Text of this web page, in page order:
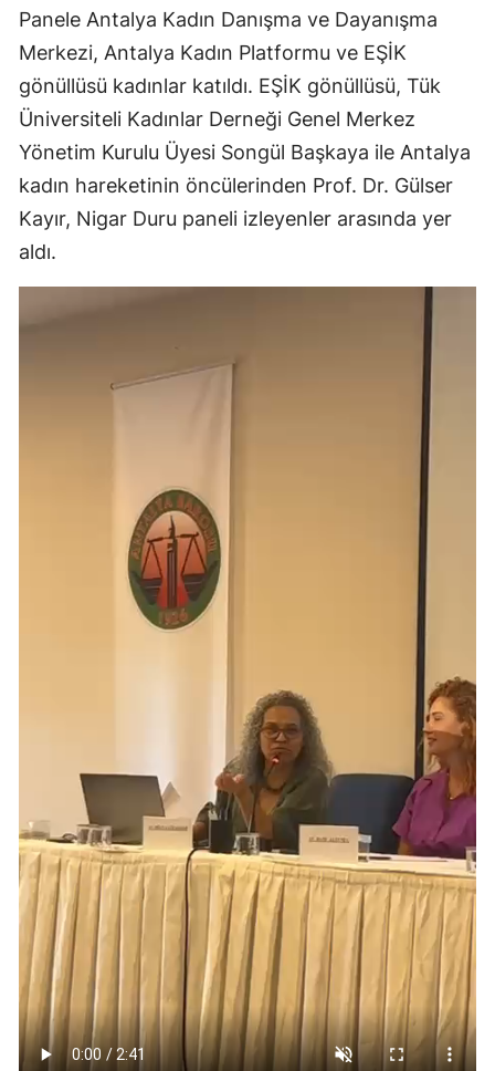
Panele Antalya Kadın Danışma ve Dayanışma
Merkezi, Antalya Kadın Platformu ve EŞİK
gönüllüsü kadınlar katıldı. EŞİK gönüllüsü, Tük
Üniversiteli Kadınlar Derneği Genel Merkez
Yönetim Kurulu Üyesi Songül Başkaya ile Antalya
kadın hareketinin öncülerinden Prof. Dr. Gülser
Kayır, Nigar Duru paneli izleyenler arasında yer
aldı.